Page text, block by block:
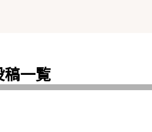
稿一覧